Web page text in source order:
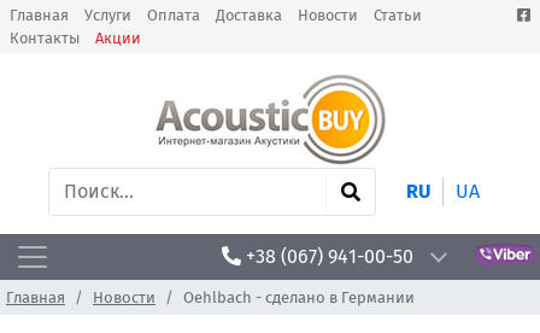
Главная Услуги Оплата Доставка Новости
Статьи
Контакты
Акции
RU UA
+38 (067) 941-00-50
Главная Новости Oehlbach - сделано в Германии